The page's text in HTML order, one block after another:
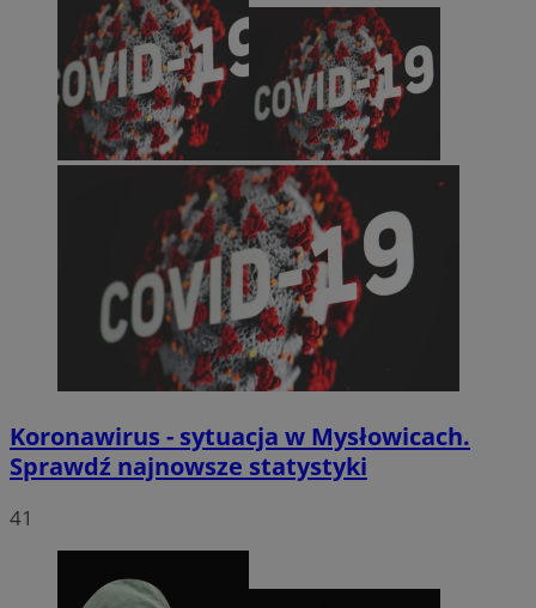
Koronawirus - sytuacja w Mysłowicach.
Sprawdź najnowsze statystyki
41